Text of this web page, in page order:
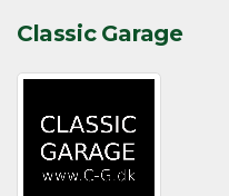
Classic Garage